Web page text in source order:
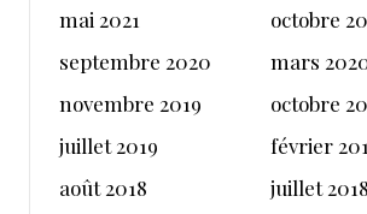
mai 2021
octobre
septembre 2020
mars
novembre 2019
octobre
juillet 2019
février
août 2018
juillet 2018